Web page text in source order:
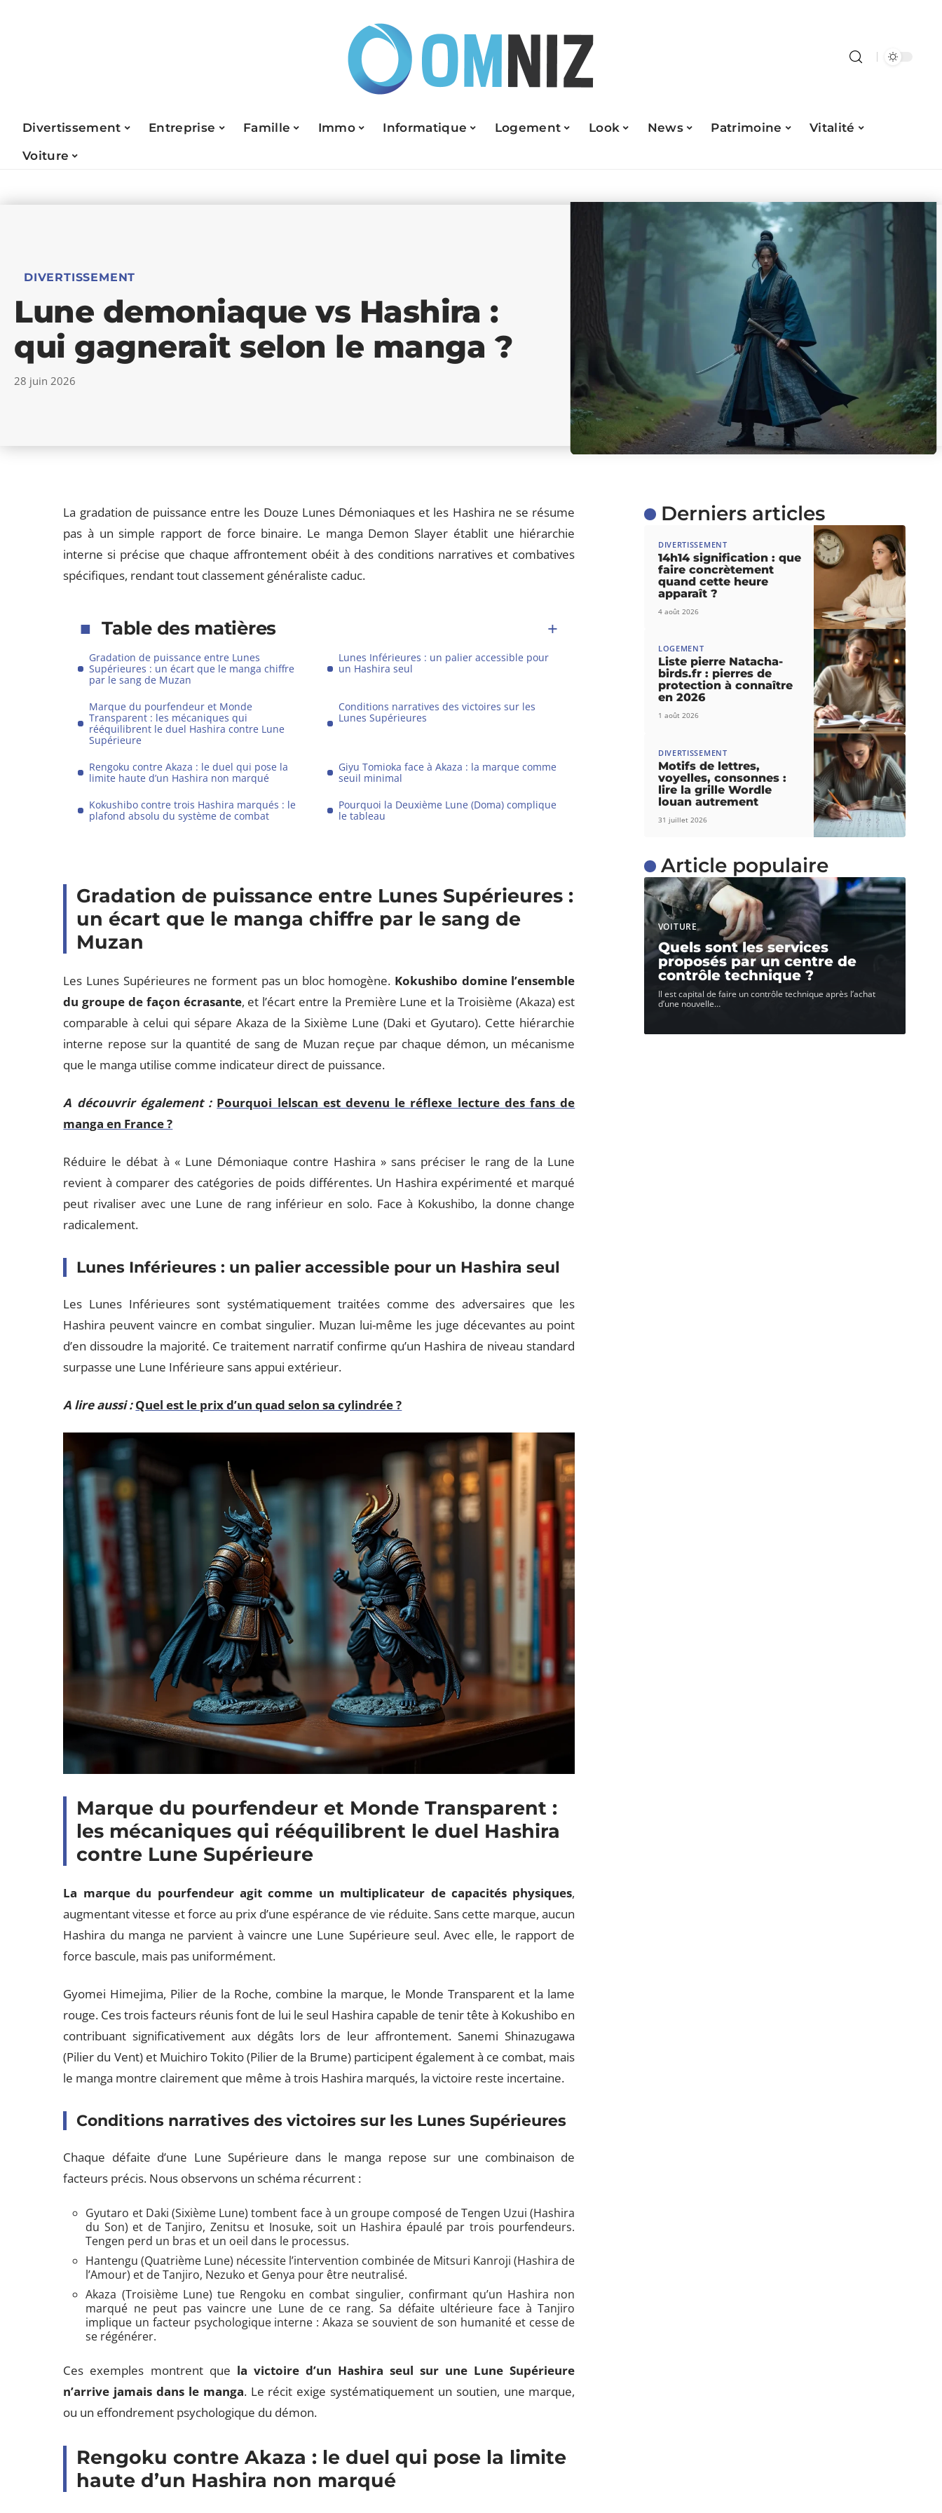
Divertissement Entreprise Famille Immo Informatique Logement Look News Patrimoine
Vitalité
Voiture
DIVERTISSEMENT
Lune demoniaque vs Hashira :
qui gagnerait selon le manga ?
28 juin 2026
La gradation de puissance entre les Douze Lunes Démoniaques et les Hashira ne se résume
pas à un simple rapport de force binaire. Le manga Demon Slayer établit une hiérarchie
interne si précise que chaque affrontement obéit à des conditions narratives et combatives
spécifiques, rendant tout classement généraliste caduc.
Table des matières
Gradation de puissance entre Lunes
Supérieures : un écart que le manga chiffre
par le sang de Muzan
Lunes Inférieures : un palier accessible pour
un Hashira seul
Marque du pourfendeur et Monde
Transparent : les mécaniques qui
rééquilibrent le duel Hashira contre Lune
Supérieure
Conditions narratives des victoires sur les
Lunes Supérieures
Rengoku contre Akaza : le duel qui pose la
limite haute d’un Hashira non marqué
Giyu Tomioka face à Akaza : la marque comme
seuil minimal
Kokushibo contre trois Hashira marqués : le
plafond absolu du système de combat
Pourquoi la Deuxième Lune (Doma) complique
le tableau
Gradation de puissance entre Lunes Supérieures :
un écart que le manga chiffre par le sang de
Muzan
Les Lunes Supérieures ne forment pas un bloc homogène. Kokushibo domine l’ensemble
du groupe de façon écrasante, et l’écart entre la Première Lune et la Troisième (Akaza) est
comparable à celui qui sépare Akaza de la Sixième Lune (Daki et Gyutaro). Cette hiérarchie
interne repose sur la quantité de sang de Muzan reçue par chaque démon, un mécanisme
que le manga utilise comme indicateur direct de puissance.
A découvrir également : Pourquoi lelscan est devenu le réflexe lecture des fans de
manga en France ?
Réduire le débat à « Lune Démoniaque contre Hashira » sans préciser le rang de la Lune
revient à comparer des catégories de poids différentes. Un Hashira expérimenté et marqué
peut rivaliser avec une Lune de rang inférieur en solo. Face à Kokushibo, la donne change
radicalement.
Lunes Inférieures : un palier accessible pour un Hashira seul
Les Lunes Inférieures sont systématiquement traitées comme des adversaires que les
Hashira peuvent vaincre en combat singulier. Muzan lui-même les juge décevantes au point
d’en dissoudre la majorité. Ce traitement narratif confirme qu’un Hashira de niveau standard
surpasse une Lune Inférieure sans appui extérieur.
A lire aussi : Quel est le prix d’un quad selon sa cylindrée ?
Marque du pourfendeur et Monde Transparent :
les mécaniques qui rééquilibrent le duel Hashira
contre Lune Supérieure
La marque du pourfendeur agit comme un multiplicateur de capacités physiques,
augmentant vitesse et force au prix d’une espérance de vie réduite. Sans cette marque, aucun
Hashira du manga ne parvient à vaincre une Lune Supérieure seul. Avec elle, le rapport de
force bascule, mais pas uniformément.
Gyomei Himejima, Pilier de la Roche, combine la marque, le Monde Transparent et la lame
rouge. Ces trois facteurs réunis font de lui le seul Hashira capable de tenir tête à Kokushibo en
contribuant significativement aux dégâts lors de leur affrontement. Sanemi Shinazugawa
(Pilier du Vent) et Muichiro Tokito (Pilier de la Brume) participent également à ce combat, mais
le manga montre clairement que même à trois Hashira marqués, la victoire reste incertaine.
Conditions narratives des victoires sur les Lunes Supérieures
Chaque défaite d’une Lune Supérieure dans le manga repose sur une combinaison de
facteurs précis. Nous observons un schéma récurrent :
Gyutaro et Daki (Sixième Lune) tombent face à un groupe composé de Tengen Uzui (Hashira
du Son) et de Tanjiro, Zenitsu et Inosuke, soit un Hashira épaulé par trois pourfendeurs.
Tengen perd un bras et un oeil dans le processus.
Hantengu (Quatrième Lune) nécessite l’intervention combinée de Mitsuri Kanroji (Hashira de
l’Amour) et de Tanjiro, Nezuko et Genya pour être neutralisé.
Akaza (Troisième Lune) tue Rengoku en combat singulier, confirmant qu’un Hashira non
marqué ne peut pas vaincre une Lune de ce rang. Sa défaite ultérieure face à Tanjiro
implique un facteur psychologique interne : Akaza se souvient de son humanité et cesse de
se régénérer.
Ces exemples montrent que la victoire d’un Hashira seul sur une Lune Supérieure
n’arrive jamais dans le manga. Le récit exige systématiquement un soutien, une marque,
ou un effondrement psychologique du démon.
Rengoku contre Akaza : le duel qui pose la limite
haute d’un Hashira non marqué
Derniers articles
DIVERTISSEMENT
14h14 signification : que
faire concrètement
quand cette heure
apparaît ?
4 août 2026
LOGEMENT
Liste pierre Natacha-
birds.fr : pierres de
protection à connaître
en 2026
1 août 2026
DIVERTISSEMENT
Motifs de lettres,
voyelles, consonnes :
lire la grille Wordle
louan autrement
31 juillet 2026
Article populaire
VOITURE
Quels sont les services
proposés par un centre de
contrôle technique ?
Il est capital de faire un contrôle technique après l’achat
d’une nouvelle…